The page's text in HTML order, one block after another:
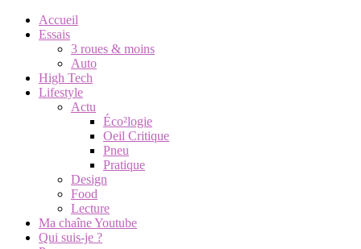
Accueil
Essais
3 roues & moins
Auto
High Tech
Lifestyle
Actu
Éco²logie
Oeil Critique
Pneu
Pratique
Design
Food
Lecture
Ma chaîne Youtube
Qui suis-je ?